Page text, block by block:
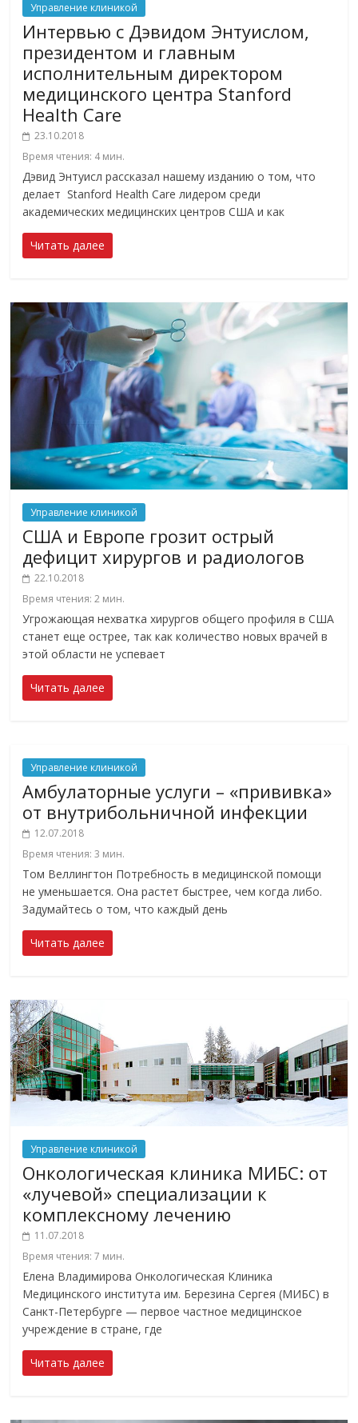
Управление клиникой
Интервью с Дэвидом Энтуислом,
президентом и главным
исполнительным директором
медицинского центра Stanford
Health Care
23.10.2018
Время чтения: 4 мин.
Дэвид Энтуисл рассказал нашему изданию о том, что
делает Stanford Health Care лидером среди
академических медицинских центров США и как
Читать далее
Управление клиникой
США и Европе грозит острый
дефицит хирургов и радиологов
22.10.2018
Время чтения:2 мин.
Угрожающая нехватка хирургов общего профиля в США
станет еще острее, так как количество новых врачей в
этой области не успевает
Читать далее
Управление клиникой
Амбулаторные услуги – «прививка»
от внутрибольничной инфекции
12.07.2018
Время чтения:3 мин.
Том Веллингтон Потребность в медицинской помощи
не уменьшается. Она растет быстрее, чем когда либо.
Задумайтесь о том, что каждый день
Читать далее
Управление клиникой
Онкологическая клиника МИБС: от
«лучевой» специализации к
комплексному лечению
11.07.2018
Время чтения:7 мин.
Елена Владимирова Онкологическая Клиника
Медицинского института им. Березина Сергея (МИБС) в
Санкт-Петербурге — первое частное медицинское
учреждение в стране, где
Читать далее